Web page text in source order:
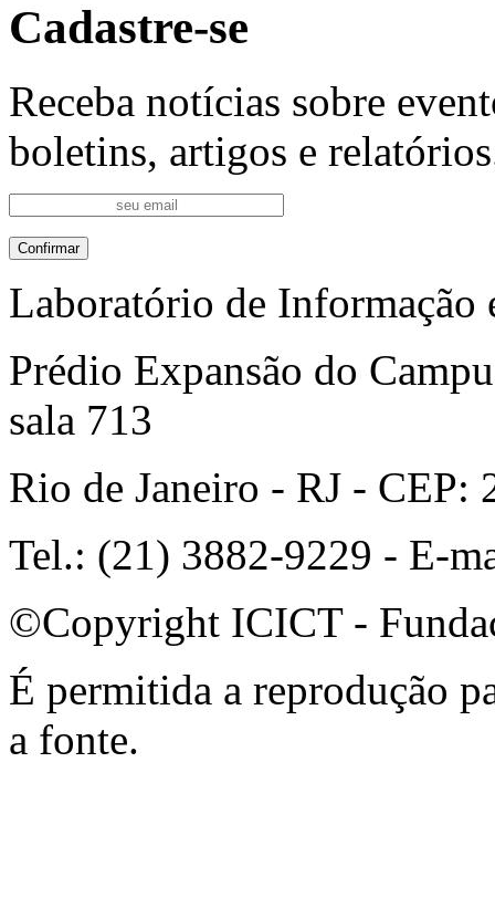
Cadastre-se
Receba notícias sobre
boletins, artigos e
Laboratório de
Prédio Expansão do
sala 713
Rio de Janeiro - RJ - CEP:
Tel.: (21) 3882-9229 - E-
©Copyright ICICT -
É permitida a reprodução
a fonte.